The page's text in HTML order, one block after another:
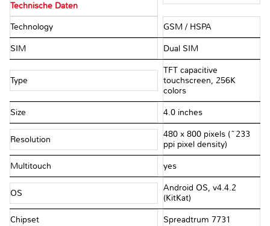
Technische Daten
Technology GSM / HSPA
SIM Dual SIM
Type
TFT capacitive
touchscreen, 256K
colors
Size 4.0 inches
Resolution
480 x 800 pixels (~233
ppi pixel density)
Multitouch yes
OS
Android OS, v4.4.2
(KitKat)
Chipset Spreadtrum 7731